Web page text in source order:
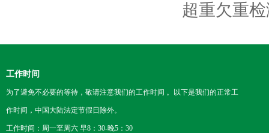
超重欠重
工作时间
为了避免不必要的等待，敬请注意我们的工作时间 。以下是我们的正常工
作时间，中国大陆法定节假日除外。
工作时间：周一至周六 早8：30-晚5：30